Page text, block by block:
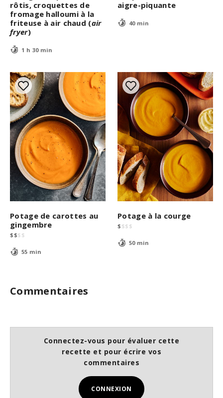
rôtis, croquettes de
fromage halloumi à la
friteuse à air chaud (air
fryer)
1 h 30 min
aigre-piquante
40 min
Potage de carottes au
gingembre
$$$ $
55 min
Potage à la courge
$ $$ $
50 min
Commentaires
Connectez-vous pour évaluer cette
recette et pour écrire vos
commentaires
CONNEXION